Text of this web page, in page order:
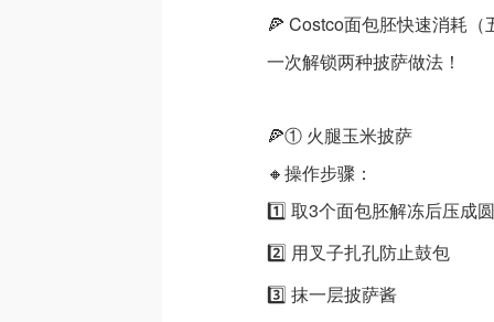
🍕 Costco面包胚快速消耗（
一次解锁两种披萨做法！
🍕① 火腿玉米披萨
🔸操作步骤：
1️⃣ 取3个面包胚解冻后压成
2️⃣ 用叉子扎孔防止鼓包
3️⃣ 抹一层披萨酱